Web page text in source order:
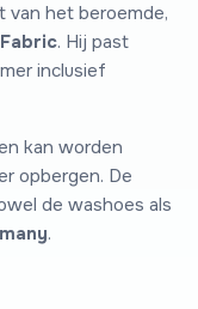
van het beroemde,
. Hij past
inclusief
kan worden
opbergen. De
de washoes als
.